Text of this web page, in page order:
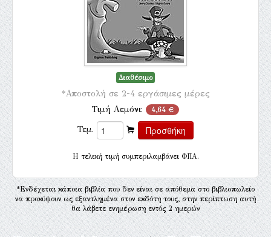
Διαθέσιμο
*Αποστολή σε 2-4 εργάσιμες μέρες
Τιμή Λεμόνι: 4,64 €
Τεμ.
H τελική τιμή συμπεριλαμβάνει ΦΠΑ.
*Ενδέχεται κάποια βιβλία που δεν είναι σε απόθεμα στο βιβλιοπωλείο
να προκύψουν ως εξαντλημένα στον εκδότη τους, στην περίπτωση αυτή
θα λάβετε ενημέρωση εντός 2 ημερών